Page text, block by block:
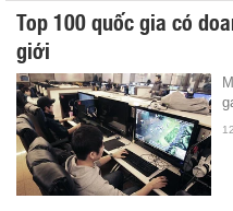
Top 100 quốc gia có
giới